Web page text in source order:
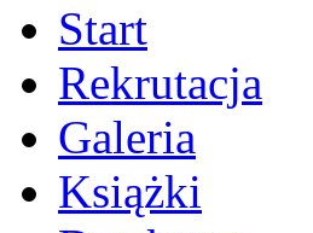
Start
Rekrutacja
Galeria
Książki